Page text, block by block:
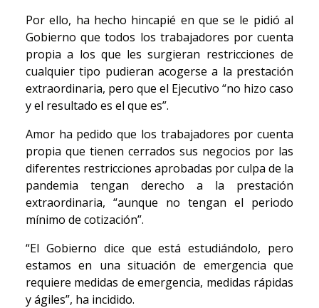
Por ello, ha hecho hincapié en que se le pidió al
Gobierno que todos los trabajadores por cuenta
propia a los que les surgieran restricciones de
cualquier tipo pudieran acogerse a la prestación
extraordinaria, pero que el Ejecutivo “no hizo caso
y el resultado es el que es”.
Amor ha pedido que los trabajadores por cuenta
propia que tienen cerrados sus negocios por las
diferentes restricciones aprobadas por culpa de la
pandemia tengan derecho a la prestación
extraordinaria, “aunque no tengan el periodo
mínimo de cotización”.
“El Gobierno dice que está estudiándolo, pero
estamos en una situación de emergencia que
requiere medidas de emergencia, medidas rápidas
y ágiles”, ha incidido.